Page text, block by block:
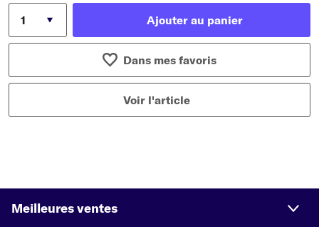
Ajouter au panier
Dans mes favoris
Voir l'article
Meilleures ventes